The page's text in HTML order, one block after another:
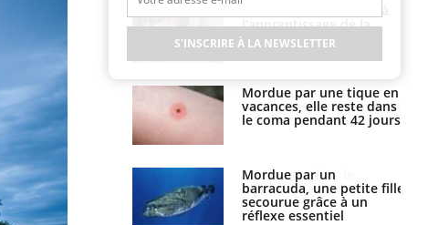
par une tique en
elle reste dans
pendant 42 jours
par un
une petite fille
grâce à un
essentiel
quelle est l’origine de la
contamination ?
Allergies alimentaires :
une nouvelle arme contre
les réactions sévères
Comment gérer le
sommeil des enfants en
vacances ?
S'INSCRIRE À LA NEWSLETTER